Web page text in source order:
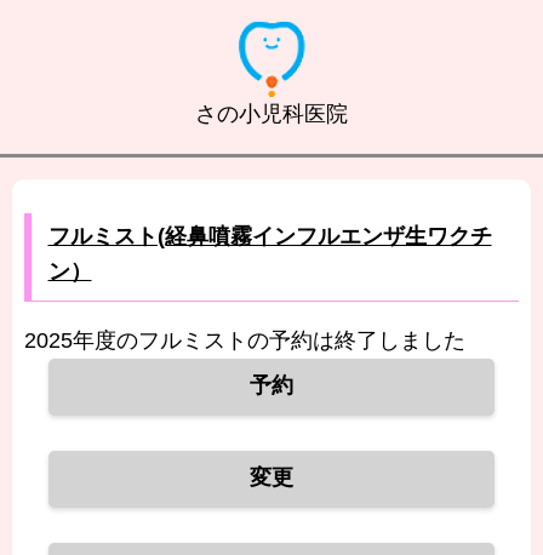
さの小児科医院
フルミスト(経鼻噴霧インフルエンザ生ワクチ
ン）
2025年度のフルミストの予約は終了しました
予約
変更